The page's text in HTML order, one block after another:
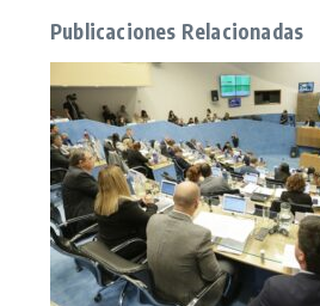
Publicaciones Relacionadas